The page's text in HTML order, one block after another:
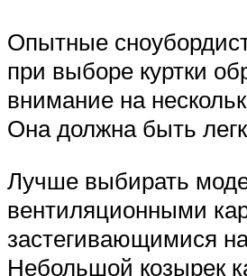
Опытные
при выборе куртки
внимание на
Она должна быть
Лучше выбирать
вентиляционными
застегивающимися
Небольшой козырек